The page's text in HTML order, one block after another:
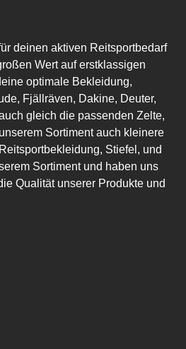
deinen aktiven Reitsportbedarf
Wert auf erstklassigen
optimale Bekleidung,
Fjällräven, Dakine, Deuter,
gleich die passenden Zelte,
Sortiment auch kleinere
Stiefel, und
Sortiment und haben uns
Qualität unserer Produkte und